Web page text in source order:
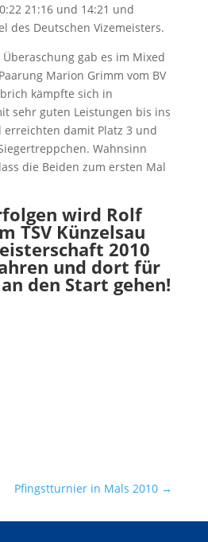
21:16 und 14:21 und
des Deutschen Vizemeisters.
gab es im Mixed
Marion Grimm vom BV
kämpfte sich in
sehr guten Leistungen bis ins
damit Platz 3 und
Wahnsinn
die Beiden zum ersten Mal
wird Rolf
TSV Künzelsau
2010
und dort für
den Start gehen!
Pfingstturnier in Mals 2010 →